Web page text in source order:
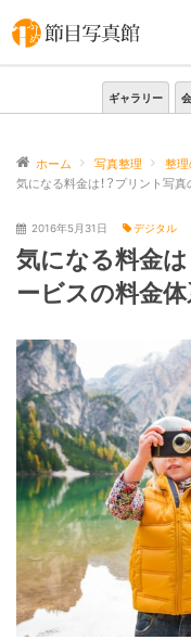
ギャラリー
ホーム 写真整理 整
2016年5月31日 デジタル
気になる料金は
ービスの料金